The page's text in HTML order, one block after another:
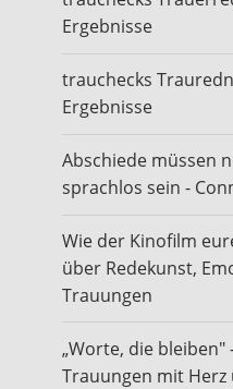
Ergebnisse
trauchecks
Ergebnisse
Abschiede müssen
sprachlos sein -
Wie der Kinofilm
über Redekunst,
Trauungen
„Worte, die bleiben"
Trauungen mit